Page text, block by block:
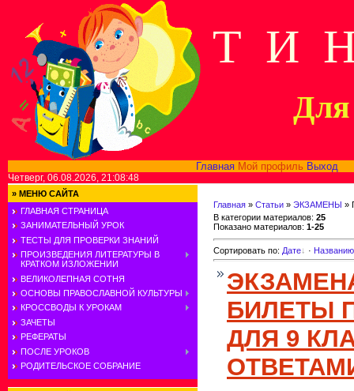
Т И
Для
Главная Мой профиль Выход
Четверг, 06.08.2026, 21:08:48
» МЕНЮ САЙТА
ГЛАВНАЯ СТРАНИЦА
ЗАНИМАТЕЛЬНЫЙ УРОК
ТЕСТЫ ДЛЯ ПРОВЕРКИ ЗНАНИЙ
ПРОИЗВЕДЕНИЯ ЛИТЕРАТУРЫ В
КРАТКОМ ИЗЛОЖЕНИИ
ВЕЛИКОЛЕПНАЯ СОТНЯ
ОСНОВЫ ПРАВОСЛАВНОЙ КУЛЬТУРЫ
КРОССВОДЫ К УРОКАМ
ЗАЧЕТЫ
РЕФЕРАТЫ
ПОСЛЕ УРОКОВ
РОДИТЕЛЬСКОЕ СОБРАНИЕ
Главная » Статьи » ЭКЗАМЕНЫ »
В категории материалов: 25
Показано материалов: 1-25
Сортировать по: Дате · Названию
БИЛЕТЫ
ДЛЯ 9